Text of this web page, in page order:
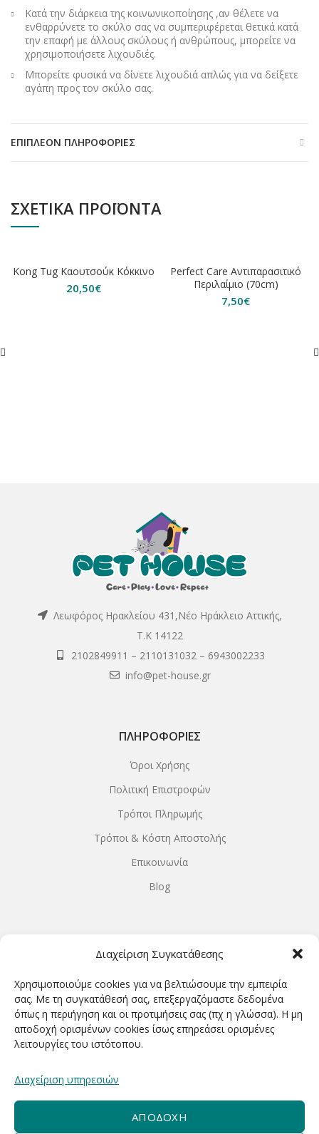
Διαχείριση Συγκατάθεσης
Χρησιμοποιούμε cookies για να βελτιώσουμε την εμπειρία
σας. Με τη συγκατάθεσή σας, επεξεργαζόμαστε δεδομένα
όπως η περιήγηση και οι προτιμήσεις σας (πχ η γλώσσα). Η μη
αποδοχή ορισμένων cookies ίσως επηρεάσει ορισμένες
λειτουργίες του ιστότοπου.
Διαχείριση υπηρεσιών
ΑΠΟΔΟΧΉ
Κατά την διάρκεια της κοινωνικοποίησης ,αν θέλετε να
ενθαρρύνετε το σκύλο σας να συμπεριφέρεται θετικά κατά
την επαφή με άλλους σκύλους ή ανθρώπους, μπορείτε να
χρησιμοποιήσετε λιχουδιές.
Μπορείτε φυσικά να δίνετε λιχουδιά απλώς για να δείξετε
αγάπη προς τον σκύλο σας.
ΕΠΙΠΛΈΟΝ ΠΛΗΡΟΦΟΡΊΕΣ
ΣΧΕΤΙΚΆ ΠΡΟΪΌΝΤΑ
Kong Tug Καουτσούκ Κόκκινο
20,50€
Perfect Care Αντιπαρασιτικό
Περιλαίμιο (70cm)
7,50€
Λεωφόρος Ηρακλείου 431,Νέο Ηράκλειο Αττικής,
Τ.Κ 14122
2102849911 – 2110131032 – 6943002233
info@pet-house.gr
ΠΛΗΡΟΦΟΡΊΕΣ
Όροι Χρήσης
Πολιτική Επιστροφών
Τρόποι Πληρωμής
Τρόποι & Κόστη Αποστολής
Επικοινωνία
Blog
ΤΡΙΤΗ-ΠΕΜΠΤΗ-ΠΑΡΑΣΚΕΥΗ 9.00-20.00
ΣΑΒΒΑΤΟ 9.00-15.00
ΕΓΓΡΑΦΕΊΤΕ ΓΙΑ ΝΑ ΛΑΜΒΆΝΕΤΕ ΠΡΏΤΟΙ NΈΑ &